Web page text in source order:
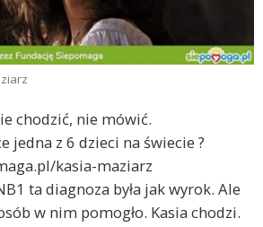
chodzić, nie mówić.
jedna z 6 dzieci na świecie ?
kasia-maziarz
ta diagnoza była jak wyrok. Ale
w nim pomogło. Kasia chodzi.